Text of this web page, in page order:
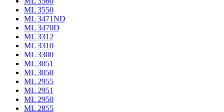
ML 3550
ML 3471ND
ML 3470D
ML 3312
ML 3310
ML 3300
ML 3051
ML 3050
ML 2955
ML 2951
ML 2950
ML 2855